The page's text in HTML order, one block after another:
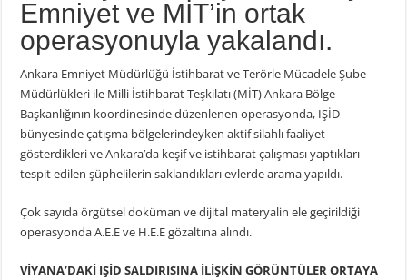
Emniyet ve MİT’in ortak
operasyonuyla yakalandı.
Ankara Emniyet Müdürlüğü İstihbarat ve Terörle Mücadele Şube
Müdürlükleri ile Milli İstihbarat Teşkilatı (MİT) Ankara Bölge
Başkanlığının koordinesinde düzenlenen operasyonda, IŞİD
bünyesinde çatışma bölgelerindeyken aktif silahlı faaliyet
gösterdikleri ve Ankara’da keşif ve istihbarat çalışması yaptıkları
tespit edilen şüphelilerin saklandıkları evlerde arama yapıldı.
Çok sayıda örgütsel doküman ve dijital materyalin ele geçirildiği
operasyonda A.E.E ve H.E.E gözaltına alındı.
VİYANA’DAKİ IŞİD SALDIRISINA İLİŞKİN GÖRÜNTÜLER ORTAYA